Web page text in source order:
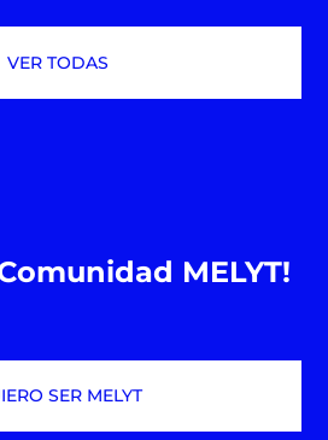
VER TODAS
MELYT!
SER MELYT